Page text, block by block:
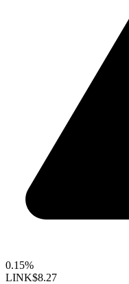
0.15%
LINK$8.27